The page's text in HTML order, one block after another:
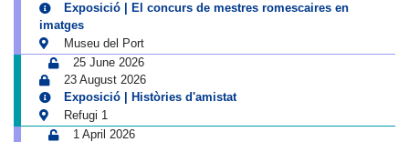
Exposició | El concurs de mestres romescaires en
imatges
Museu del Port
25 June 2026
23 August 2026
Exposició | Històries d'amistat
Refugi 1
1 April 2026